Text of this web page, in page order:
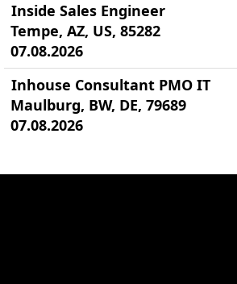
Inside Sales Engineer
Tempe, AZ, US, 85282
07.08.2026
Inhouse Consultant PMO IT
Maulburg, BW, DE, 79689
07.08.2026